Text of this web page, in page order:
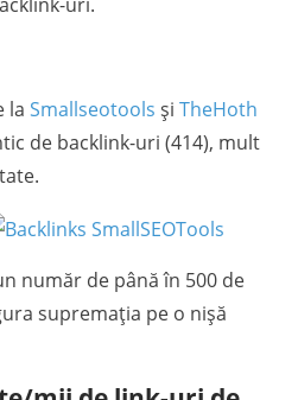
uri.
la Smallseotools și TheHoth
de backlink-uri (414), mult
număr de până în 500 de
supremația pe o nișă